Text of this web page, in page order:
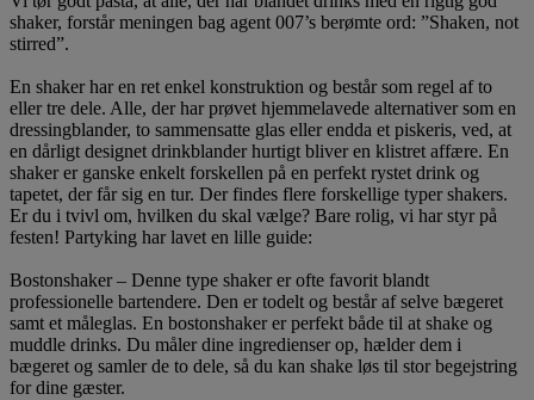
shaker, forstår meningen bag agent 007’s berømte ord: ”Shaken, not
stirred”.
En shaker har en ret enkel konstruktion og består som regel af to
eller tre dele. Alle, der har prøvet hjemmelavede alternativer som en
dressingblander, to sammensatte glas eller endda et piskeris, ved, at
en dårligt designet drinkblander hurtigt bliver en klistret affære. En
shaker er ganske enkelt forskellen på en perfekt rystet drink og
tapetet, der får sig en tur. Der findes flere forskellige typer shakers.
Er du i tvivl om, hvilken du skal vælge? Bare rolig, vi har styr på
festen! Partyking har lavet en lille guide:
Bostonshaker – Denne type shaker er ofte favorit blandt
professionelle bartendere. Den er todelt og består af selve bægeret
samt et måleglas. En bostonshaker er perfekt både til at shake og
muddle drinks. Du måler dine ingredienser op, hælder dem i
bægeret og samler de to dele, så du kan shake løs til stor begejstring
for dine gæster.